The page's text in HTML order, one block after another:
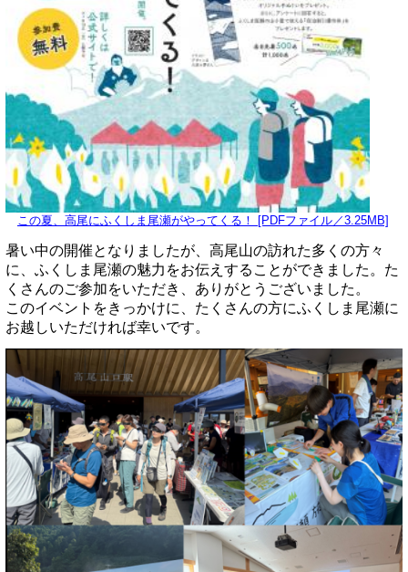
この夏、高尾にふくしま尾瀬がやってくる！ [PDFファイル／3.25MB]
暑い中の開催となりましたが、高尾山の訪れた多くの方々
に、ふくしま尾瀬の魅力をお伝えすることができました。た
くさんのご参加をいただき、ありがとうございました。
このイベントをきっかけに、たくさんの方にふくしま尾瀬に
お越しいただければ幸いです。